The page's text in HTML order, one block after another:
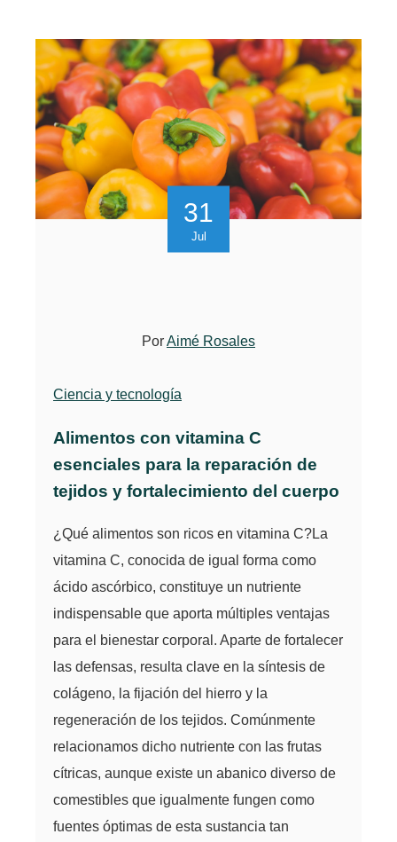
31
Jul
PorAimé Rosales
Ciencia y tecnología
Alimentos con vitamina C
esenciales para la reparación de
tejidos y fortalecimiento del cuerpo
¿Qué alimentos son ricos en vitamina C?La
vitamina C, conocida de igual forma como
ácido ascórbico, constituye un nutriente
indispensable que aporta múltiples ventajas
para el bienestar corporal. Aparte de fortalecer
las defensas, resulta clave en la síntesis de
colágeno, la fijación del hierro y la
regeneración de los tejidos. Comúnmente
relacionamos dicho nutriente con las frutas
cítricas, aunque existe un abanico diverso de
comestibles que igualmente fungen como
fuentes óptimas de esta sustancia tan